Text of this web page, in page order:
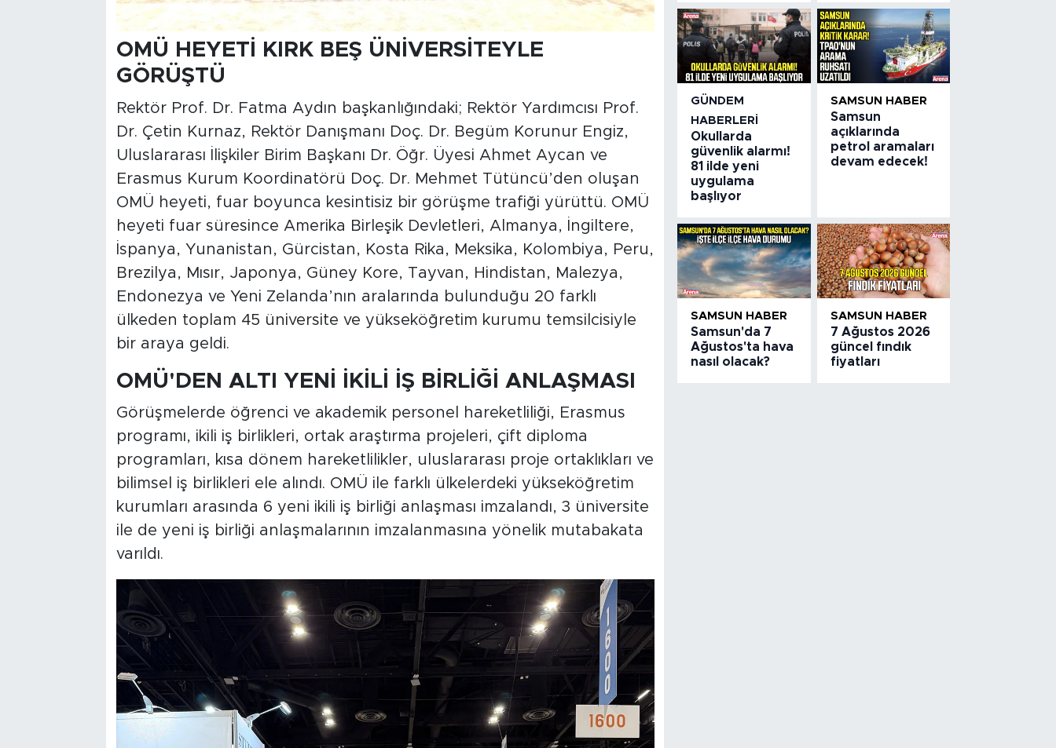
OMÜ HEYETİ KIRK BEŞ ÜNİVERSİTEYLE
GÖRÜŞTÜ
Rektör Prof. Dr. Fatma Aydın başkanlığındaki; Rektör Yardımcısı Prof.
Dr. Çetin Kurnaz, Rektör Danışmanı Doç. Dr. Begüm Korunur Engiz,
Uluslararası İlişkiler Birim Başkanı Dr. Öğr. Üyesi Ahmet Aycan ve
Erasmus Kurum Koordinatörü Doç. Dr. Mehmet Tütüncü’den oluşan
OMÜ heyeti, fuar boyunca kesintisiz bir görüşme trafiği yürüttü. OMÜ
heyeti fuar süresince Amerika Birleşik Devletleri, Almanya, İngiltere,
İspanya, Yunanistan, Gürcistan, Kosta Rika, Meksika, Kolombiya, Peru,
Brezilya, Mısır, Japonya, Güney Kore, Tayvan, Hindistan, Malezya,
Endonezya ve Yeni Zelanda’nın aralarında bulunduğu 20 farklı
ülkeden toplam 45 üniversite ve yükseköğretim kurumu temsilcisiyle
bir araya geldi.
OMÜ'DEN ALTI YENİ İKİLİ İŞ BİRLİĞİ ANLAŞMASI
Görüşmelerde öğrenci ve akademik personel hareketliliği, Erasmus
programı, ikili iş birlikleri, ortak araştırma projeleri, çift diploma
programları, kısa dönem hareketlilikler, uluslararası proje ortaklıkları ve
bilimsel iş birlikleri ele alındı. OMÜ ile farklı ülkelerdeki yükseköğretim
kurumları arasında 6 yeni ikili iş birliği anlaşması imzalandı, 3 üniversite
ile de yeni iş birliği anlaşmalarının imzalanmasına yönelik mutabakata
varıldı.
GÜNDEM
HABERLERI
Okullarda
güvenlik alarmı!
81 ilde yeni
uygulama
başlıyor
SAMSUN HABER
Samsun
açıklarında
petrol aramaları
devam edecek!
SAMSUN HABER
Samsun'da 7
Ağustos'ta hava
nasıl olacak?
SAMSUN HABER
7 Ağustos 2026
güncel fındık
fiyatları